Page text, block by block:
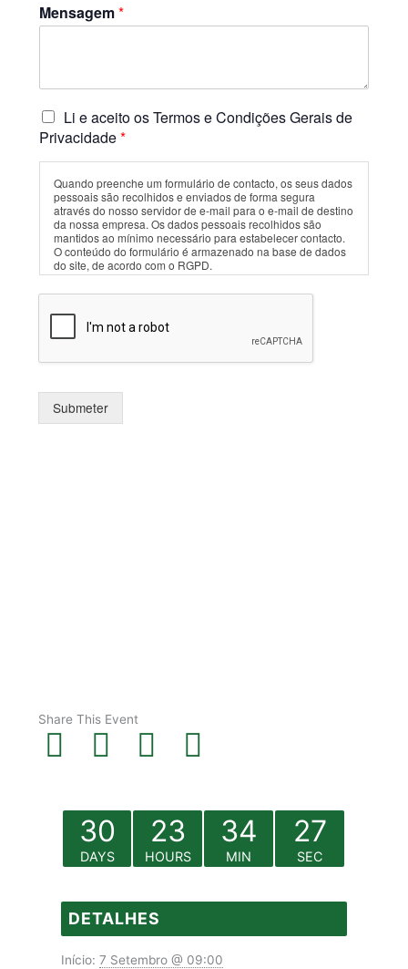
Mensagem*
P
o
e
P
c
d
Li e aceito os Termos e Condições Gerais de
Privacidade*
Quando preenche um formulário de contacto, os seus dados
pessoais são recolhidos e enviados de forma segura
através do nosso servidor de e-mail para o e-mail de destino
da nossa empresa. Os dados pessoais recolhidos são
mantidos ao mínimo necessário para estabelecer contacto.
O conteúdo do formulário é armazenado na base de dados
do site, de acordo com o RGPD.
Submeter
Share This Event
30
DAYS
23
HOURS
34
MIN
26
SEC
DETALHES
Início: 7 Setembro @ 09:00